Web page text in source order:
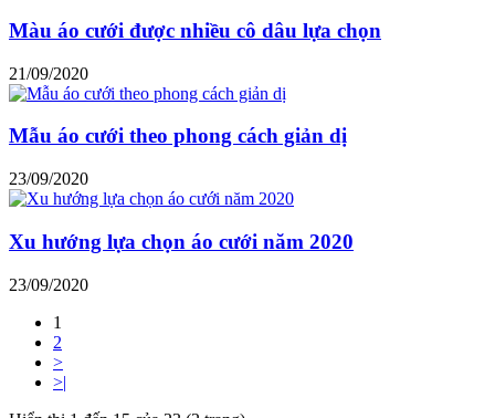
Màu áo cưới được nhiều cô dâu lựa chọn
21/09/2020
Mẫu áo cưới theo phong cách giản dị
23/09/2020
Xu hướng lựa chọn áo cưới năm 2020
23/09/2020
1
2
>
>|